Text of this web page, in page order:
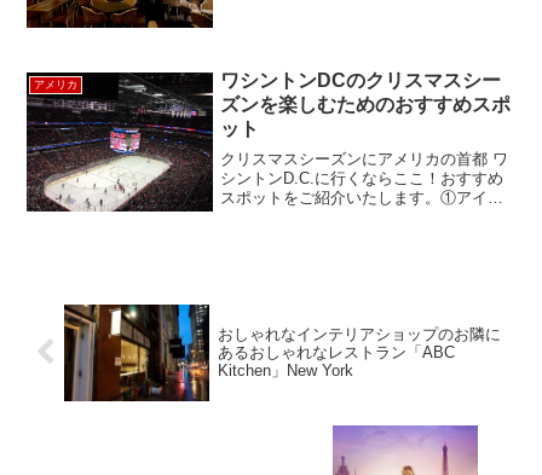
アメリカ
ワシントンDCのクリスマスシー
ズンを楽しむためのおすすめスポ
ット
クリスマスシーズンにアメリカの首都 ワ
シントンD.C.に行くならここ！おすすめ
スポットをご紹介いたします。①アイス
おしゃれなインテリアショップのお隣に
あるおしゃれなレストラン「ABC
Kitchen」New York